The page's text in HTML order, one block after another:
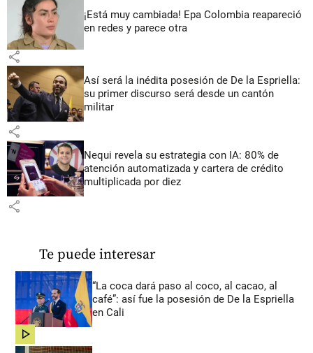
¡Está muy cambiada! Epa Colombia reapareció
en redes y parece otra
share
Así será la inédita posesión de De la Espriella:
su primer discurso será desde un cantón
militar
share
Nequi revela su estrategia con IA: 80% de
atención automatizada y cartera de crédito
multiplicada por diez
share
Te puede interesar
“La coca dará paso al coco, al cacao, al
café”: así fue la posesión de De la Espriella
en Cali
share